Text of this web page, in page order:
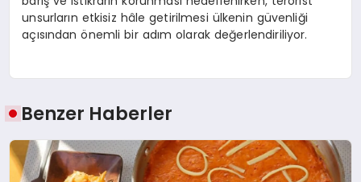
unsurların etkisiz hâle getirilmesi ülkenin güvenliği
açısından önemli bir adım olarak değerlendiriliyor.
Benzer Haberler